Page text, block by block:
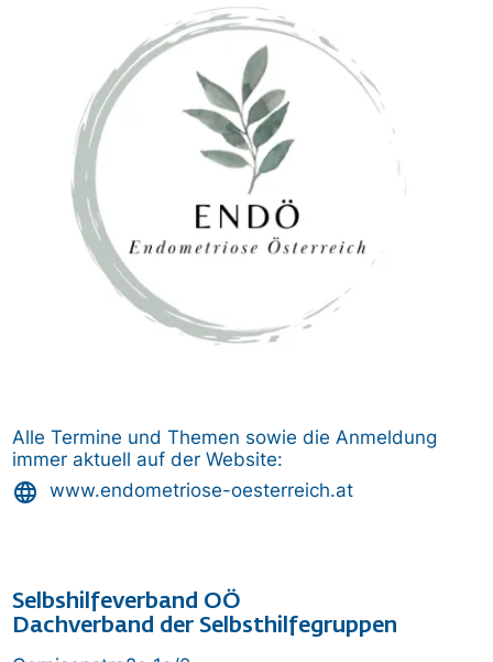
Alle Termine und Themen sowie die Anmeldung
immer aktuell auf der Website:
language www.endometriose-oesterreich.at
Selbshilfeverband OÖ
Dachverband der Selbsthilfegruppen